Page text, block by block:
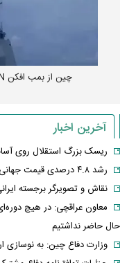
چین از بمب افکن H-۶N با موشک هسته‌ای رونمایی کرد
آخرین اخبار
ریسک بزرگ استقلال روی
رشد ۴.۸ درصدی قیمت جهانی طلا در معاملات هفته
نقاش و تصویرگر برجسته
معاون عراقچی: در هیچ
حال حاضر نداشتیم
وزارت دفاع چین: به نوسازی